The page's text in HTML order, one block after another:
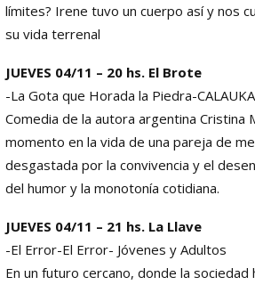
límites? Irene tuvo un cuerpo así y nos
su vida terrenal
JUEVES 04/11 – 20 hs. El Brote
-La Gota que Horada la Piedra-
Comedia de la autora argentina Cristina
momento en la vida de una pareja de
desgastada por la convivencia y el
del humor y la monotonía cotidiana.
JUEVES 04/11 – 21 hs. La Llave
-El Error-El Error- Jóvenes y Adultos
En un futuro cercano, donde la sociedad